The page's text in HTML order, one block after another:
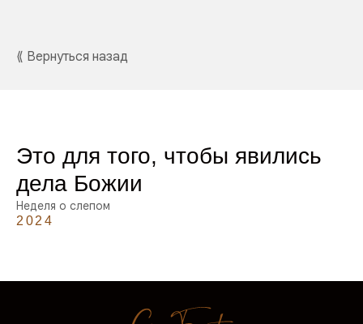
⟪ Вернуться назад
Это для того, чтобы явились
дела Божии
Неделя о слепом
2024